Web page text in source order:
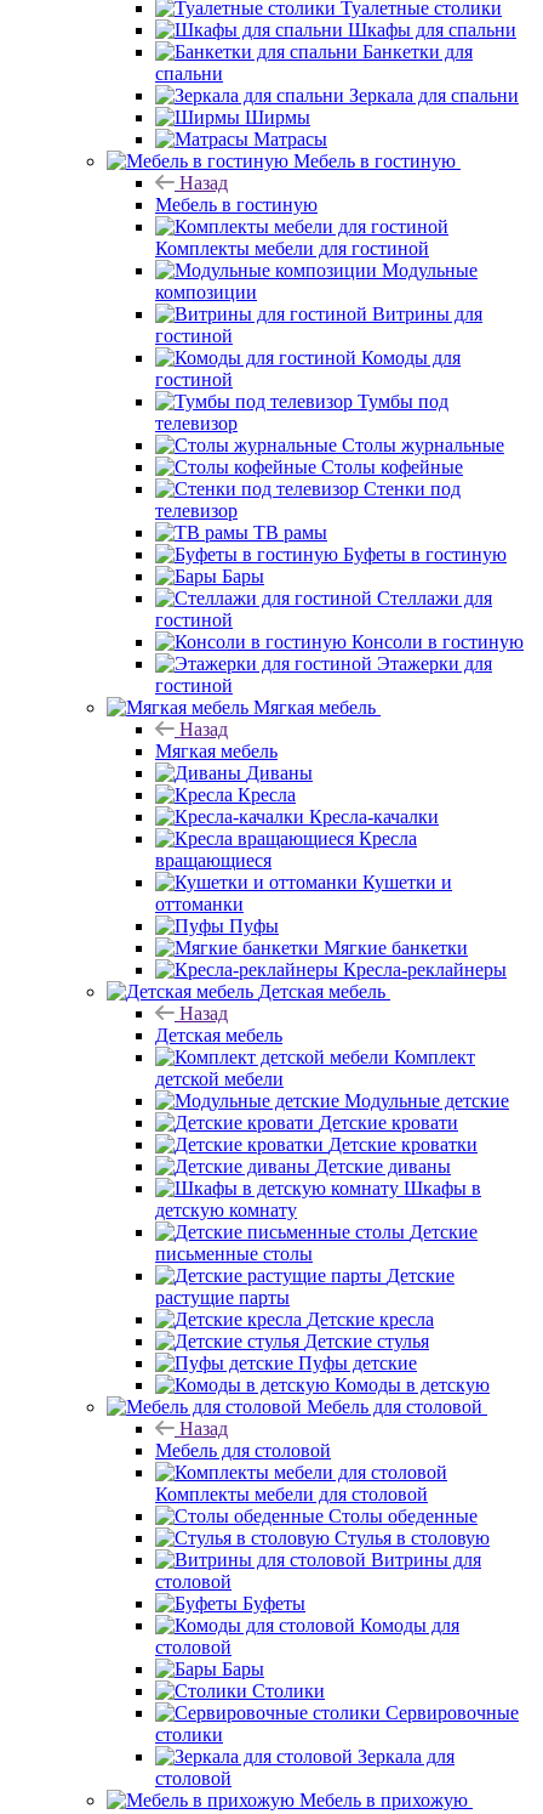
Туалетные столики
Шкафы для спальни
Банкетки для
спальни
Зеркала для спальни
Ширмы
Матрасы
Мебель в гостиную
Назад
Мебель в гостиную
Комплекты мебели для гостиной
Модульные
композиции
Витрины для
гостиной
Комоды для
гостиной
Тумбы под
телевизор
Столы журнальные
Столы кофейные
Стенки под
телевизор
ТВ рамы
Буфеты в гостиную
Бары
Стеллажи для
гостиной
Консоли в гостиную
Этажерки для
гостиной
Мягкая мебель
Назад
Мягкая мебель
Диваны
Кресла
Кресла-качалки
Кресла
вращающиеся
Кушетки и
оттоманки
Пуфы
Мягкие банкетки
Кресла-реклайнеры
Детская мебель
Назад
Детская мебель
Комплект
детской мебели
Модульные детские
Детские кровати
Детские кроватки
Детские диваны
Шкафы в
детскую комнату
Детские
письменные столы
Детские
растущие парты
Детские кресла
Детские стулья
Пуфы детские
Комоды в детскую
Мебель для столовой
Назад
Мебель для столовой
Комплекты мебели для столовой
Столы обеденные
Стулья в столовую
Витрины для
столовой
Буфеты
Комоды для
столовой
Бары
Столики
Сервировочные
столики
Зеркала для
столовой
Мебель в прихожую